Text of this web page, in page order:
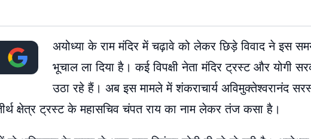
अयोध्या के राम मंदिर में चढ़ावे को लेकर छिड़े विवाद ने इस
भूचाल ला दिया है। कई विपक्षी नेता मंदिर ट्रस्ट और योगी
उठा रहे हैं। अब इस मामले में शंकराचार्य अविमुक्तेश्वरानंद
क्षेत्र ट्रस्ट के महासचिव चंपत राय का नाम लेकर तंज कसा है।